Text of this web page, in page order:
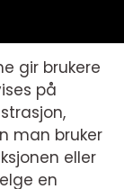
gir brukere
på
man bruker
eller
en